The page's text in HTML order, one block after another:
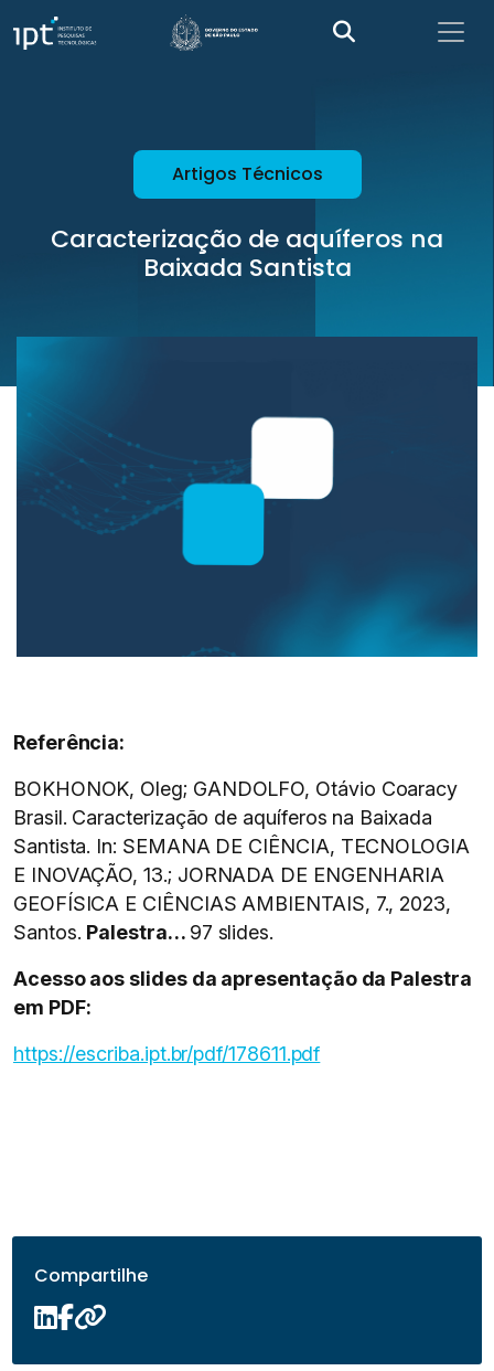
Artigos Técnicos
Caracterização de aquíferos na
Baixada Santista
Referência:
BOKHONOK, Oleg; GANDOLFO, Otávio Coaracy
Brasil. Caracterização de aquíferos na Baixada
Santista. In: SEMANA DE CIÊNCIA, TECNOLOGIA
E INOVAÇÃO, 13.; JORNADA DE ENGENHARIA
GEOFÍSICA E CIÊNCIAS AMBIENTAIS, 7., 2023,
Santos. Palestra… 97 slides.
Acesso aos slides da apresentação da Palestra
em PDF:
https://escriba.ipt.br/pdf/178611.pdf
Compartilhe